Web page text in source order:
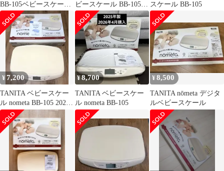
BB-105ベビースケール
マット未使用 のめた
ビースケール BB-105
IV nometa
スケール BB-105
¥7,200
TANITA ベビースケー
ル nometa BB-105 2020
年製
¥8,700
TANITA ベビースケー
ル nometa BB-105
¥8,500
TANITA nōmeta デジタ
ルベビースケール